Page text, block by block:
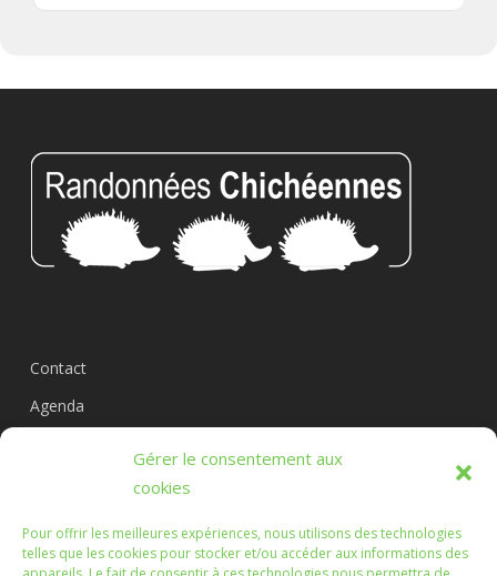
Gérer le consentement aux
cookies
Pour offrir les meilleures expériences, nous utilisons des technologies
telles que les cookies pour stocker et/ou accéder aux informations des
Contact
Agenda